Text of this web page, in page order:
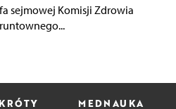
sejmowej Komisji Zdrowia
MEDNAUKA